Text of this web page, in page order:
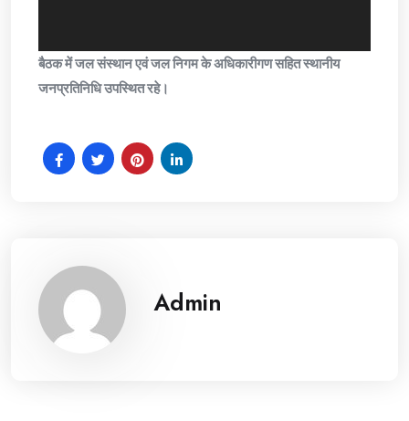
बैठक में जल संस्थान एवं जल निगम के अधिकारीगण सहित स्थानीय
जनप्रतिनिधि उपस्थित रहे।
Admin